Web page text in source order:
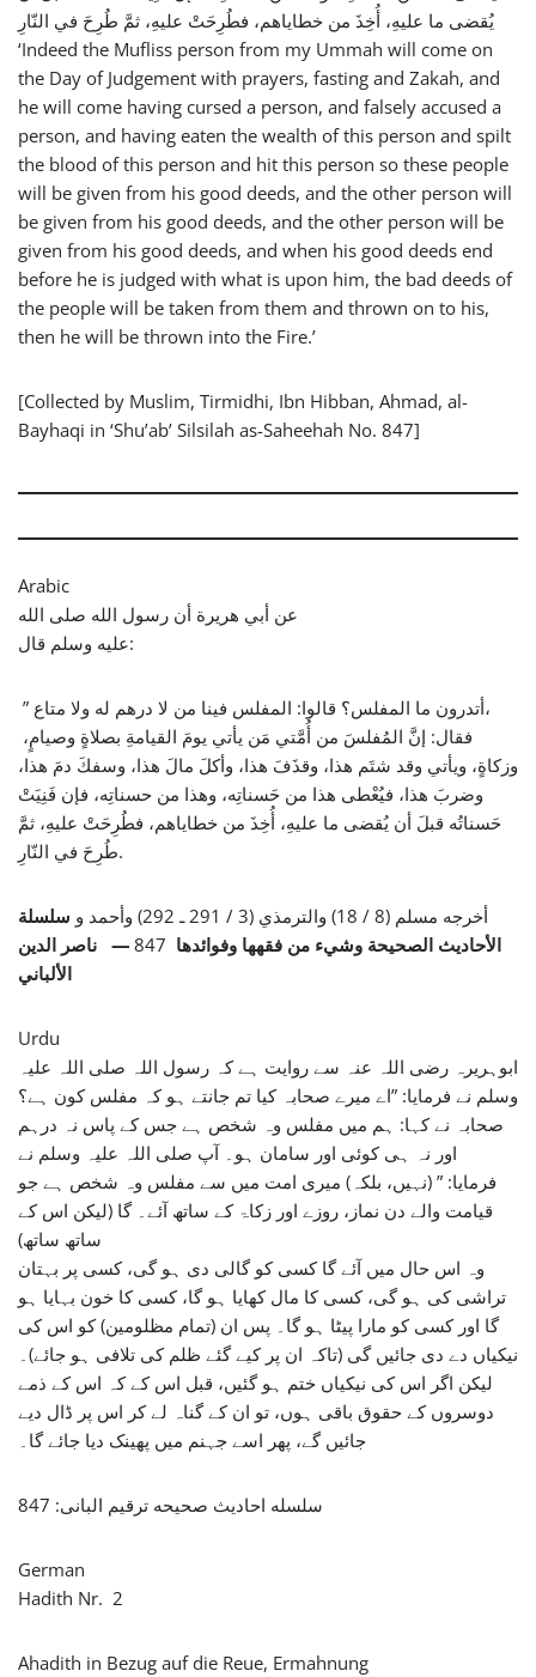
يُقضى ما عليهِ، أُخِذَ من خطاياهم، فطُرِحَتْ عليهِ، ثمَّ طُرِحَ في النّارِ
‘Indeed the Mufliss person from my Ummah will come on
the Day of Judgement with prayers, fasting and Zakah, and
he will come having cursed a person, and falsely accused a
person, and having eaten the wealth of this person and spilt
the blood of this person and hit this person so these people
will be given from his good deeds, and the other person will
be given from his good deeds, and the other person will be
given from his good deeds, and when his good deeds end
before he is judged with what is upon him, the bad deeds of
the people will be taken from them and thrown on to his,
then he will be thrown into the Fire.’
[Collected by Muslim, Tirmidhi, Ibn Hibban, Ahmad, al-
Bayhaqi in ‘Shu’ab’ Silsilah as-Saheehah No. 847]
Arabic
عن أبي هريرة أن رسول الله صلى الله
عليه وسلم قال:
” أتدرون ما المفلس؟ قالوا: المفلس فينا من لا درهم له ولا متاع،
وزكاةٍ، ويأتي وقد شتَم هذا، وقذَفَ هذا، وأكلَ مالَ هذا، وسفكَ دمَ هذا،
وضربَ هذا، فيُعْطى هذا من حَسناتِه، وهذا من حسناتِه، فإن فَنِيَتْ
حَسناتُه قبلَ أن يُقضى ما عليهِ، أُخِذَ من خطاياهم، فطُرِحَتْ عليهِ، ثمَّ
طُرِحَ في النّارِ.
أخرجه مسلم (8 / 18) والترمذي (3 / 291 ـ 292) وأحمد و
سلسلة
الأحاديث الصحيحة وشيء من فقهها وفوائدها 847
— ناصر الدين
الألباني
Urdu
ابوہریرہ رضی اللہ عنہ سے روایت ہے کہ رسول اللہ صلی اللہ علیہ
وسلم نے فرمایا: ”اے میرے صحابہ کیا تم جانتے ہو کہ مفلس کون ہے؟
صحابہ نے کہا: ہم میں مفلس وہ شخص ہے جس کے پاس نہ درہم
اور نہ ہی کوئی اور سامان ہو۔ آپ صلی اللہ علیہ وسلم نے
فرمایا: ” (نہیں، بلکہ) میری امت میں سے مفلس وہ شخص ہے جو
قیامت والے دن نماز، روزے اور زکاۃ کے ساتھ آئے۔ گا (لیکن اس کے
ساتھ ساتھ)
وہ اس حال میں آئے گا کسی کو گالی دی ہو گی، کسی پر بہتان
تراشی کی ہو گی، کسی کا مال کھایا ہو گا، کسی کا خون بہایا ہو
گا اور کسی کو مارا پیٹا ہو گا۔ پس ان (تمام مظلومین) کو اس کی
نیکیاں دے دی جائیں گی (تاکہ ان پر کیے گئے ظلم کی تلافی ہو جائے)۔
لیکن اگر اس کی نیکیاں ختم ہو گئیں، قبل اس کے کہ اس کے ذمے
دوسروں کے حقوق باقی ہوں، تو ان کے گناہ لے کر اس پر ڈال دیے
جائیں گے، پھر اسے جہنم میں پھینک دیا جائے گا۔
سلسله احاديث صحيحه ترقیم البانی: 847
German
Hadith Nr. 2
Ahadith in Bezug auf die Reue, Ermahnung